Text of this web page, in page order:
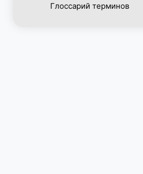
Глоссарий терминов